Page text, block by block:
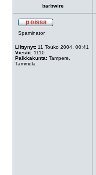
barbwire
Spaminator
Liittynyt: 11 Touko 2004, 00:41
Viestit: 1110
Paikkakunta: Tampere,
Tammela